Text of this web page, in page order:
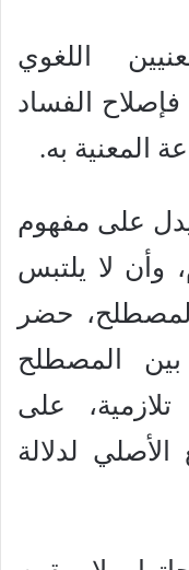
اللغوي
الفساد
المعنية به.
على مفهوم
وأن لا يلتبس
حضر
بين المصطلح
على
لدلالة